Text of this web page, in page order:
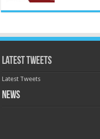
Latest Tweets
Latest Tweets
News